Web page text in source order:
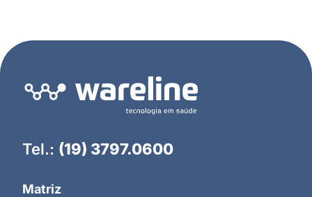
Tel.: (19) 3797.0600
Matriz